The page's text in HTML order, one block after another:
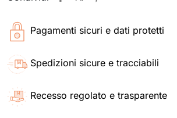
Pagamenti sicuri e dati protetti
Spedizioni sicure e tracciabili
Recesso regolato e trasparente